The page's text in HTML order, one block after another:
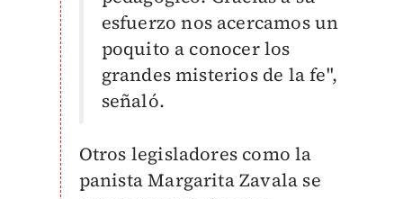
esfuerzo nos acercamos un
poquito a conocer los
grandes misterios de la fe",
señaló.
Otros legisladores como la
panista Margarita Zavala se